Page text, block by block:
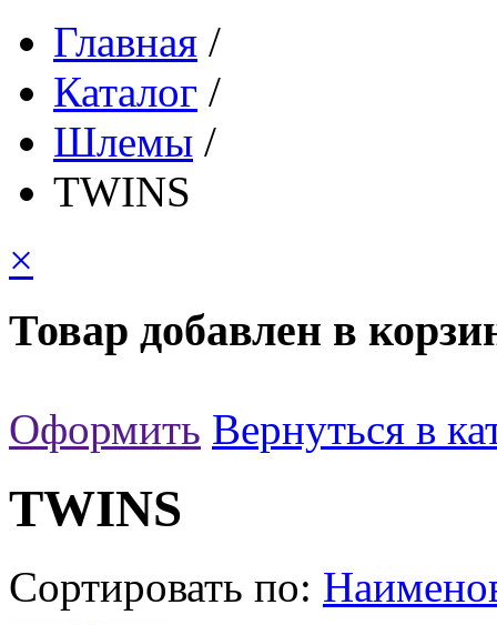
Главная /
Каталог /
Шлемы /
TWINS
×
Товар добавлен в
Оформить Вернуться в
TWINS
Сортировать по: